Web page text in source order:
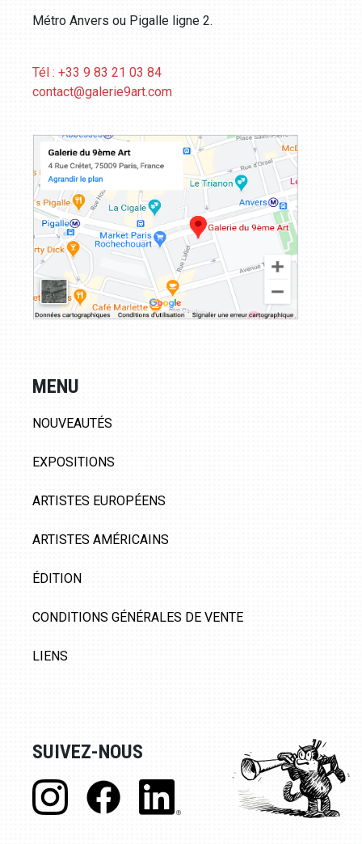
Métro Anvers ou Pigalle ligne 2.
Tél : +33 9 83 21 03 84
contact@galerie9art.com
MENU
NOUVEAUTÉS
EXPOSITIONS
ARTISTES EUROPÉENS
ARTISTES AMÉRICAINS
ÉDITION
CONDITIONS GÉNÉRALES DE VENTE
LIENS
SUIVEZ-NOUS